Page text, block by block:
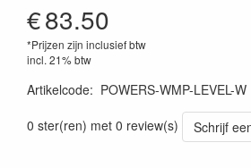
€83.50
*Prijzen zijn inclusief btw
incl. 21% btw
Artikelcode: POWERS-WMP-LEVEL-W
0 ster(ren) met 0 review(s)
Schrijf